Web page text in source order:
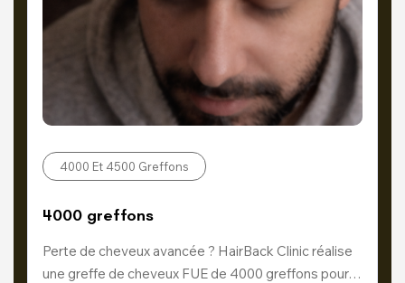
4000 Et 4500 Greffons
4000 greffons
Perte de cheveux avancée ? HairBack Clinic réalise
une greffe de cheveux FUE de 4000 greffons pour…